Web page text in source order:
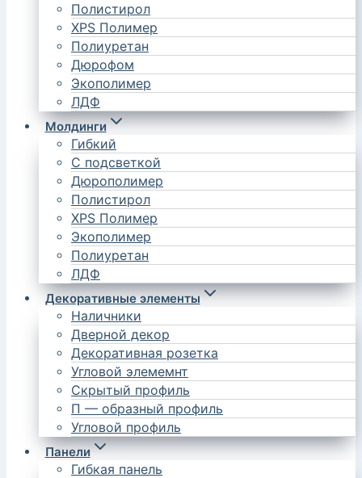
Полистирол
XPS Полимер
Полиуретан
Дюрофом
Экополимер
ЛДФ
Молдинги
Гибкий
С подсветкой
Дюрополимер
Полистирол
XPS Полимер
Экополимер
Полиуретан
ЛДФ
Декоративные элементы
Наличники
Дверной декор
Декоративная розетка
Угловой элемемнт
Скрытый профиль
П — образный профиль
Угловой профиль
Панели
Гибкая панель